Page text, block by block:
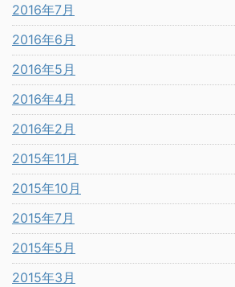
2016年7月
2016年6月
2016年5月
2016年4月
2016年2月
2015年11月
2015年10月
2015年7月
2015年5月
2015年3月